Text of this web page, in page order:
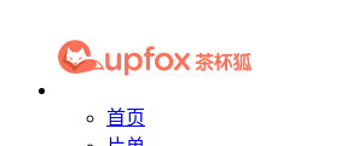
首页